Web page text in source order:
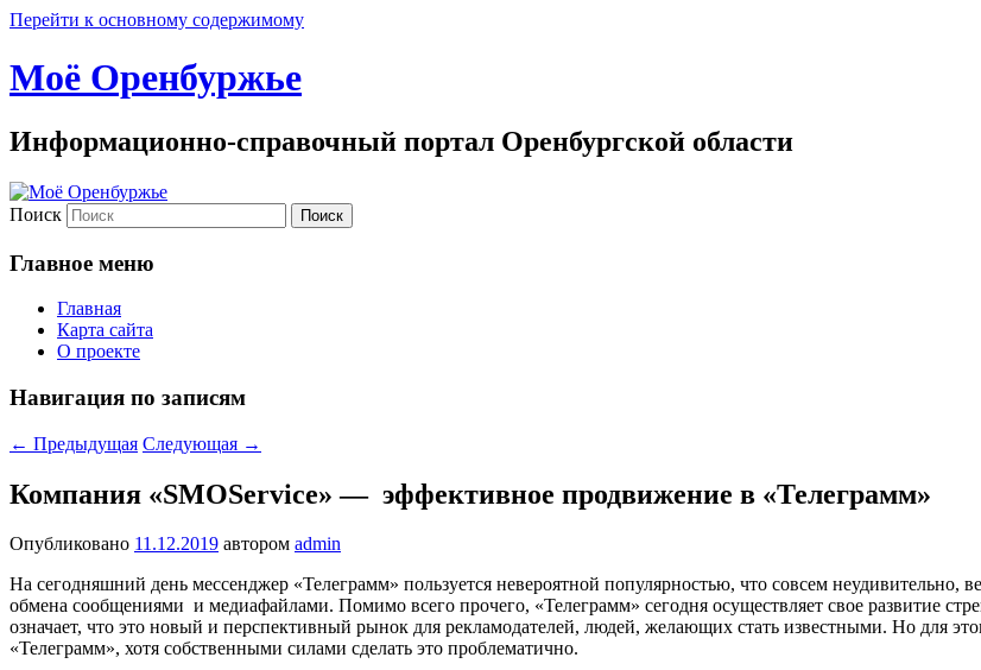
Перейти к основному содержимому
Моё Оренбуржье
Информационно-справочный портал Оренбургской области
Поиск
Главное меню
Главная
Карта сайта
О проекте
Навигация по записям
← Предыдущая Следующая →
Компания «SMOService» — эффективное продвижение в «Телеграмм»
Опубликовано 11.12.2019 автором admin
На сегодняшний день мессенджер «Телеграмм» пользуется невероятной популярностью, что совсем неудивительно,
обмена сообщениями и медиафайлами. Помимо всего прочего, «Телеграмм» сегодня осуществляет свое развитие
означает, что это новый и перспективный рынок для рекламодателей, людей, желающих стать известными. Но для
«Телеграмм», хотя собственными силами сделать это проблематично.